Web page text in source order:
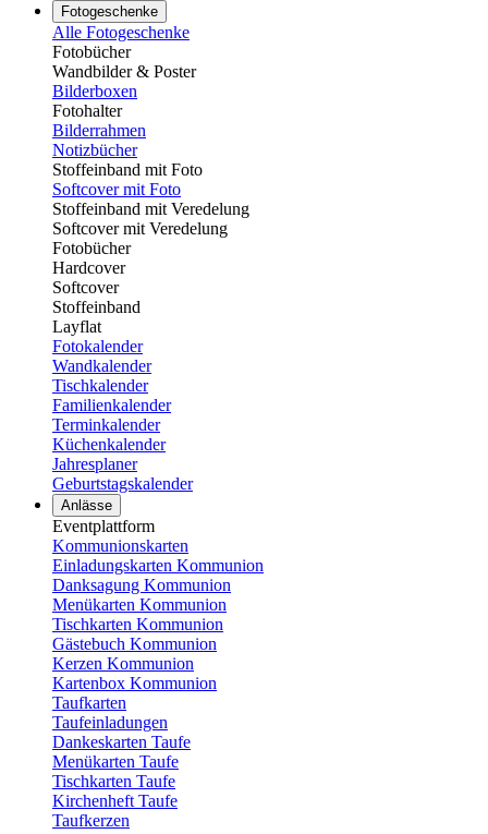
Fotogeschenke
Alle Fotogeschenke
Fotobücher
Wandbilder & Poster
Bilderboxen
Fotohalter
Bilderrahmen
Notizbücher
Stoffeinband mit Foto
Softcover mit Foto
Stoffeinband mit Veredelung
Softcover mit Veredelung
Fotobücher
Hardcover
Softcover
Stoffeinband
Layflat
Fotokalender
Wandkalender
Tischkalender
Familienkalender
Terminkalender
Küchenkalender
Jahresplaner
Geburtstagskalender
Anlässe
Eventplattform
Kommunionskarten
Einladungskarten Kommunion
Danksagung Kommunion
Menükarten Kommunion
Tischkarten Kommunion
Gästebuch Kommunion
Kerzen Kommunion
Kartenbox Kommunion
Taufkarten
Taufeinladungen
Dankeskarten Taufe
Menükarten Taufe
Tischkarten Taufe
Kirchenheft Taufe
Taufkerzen